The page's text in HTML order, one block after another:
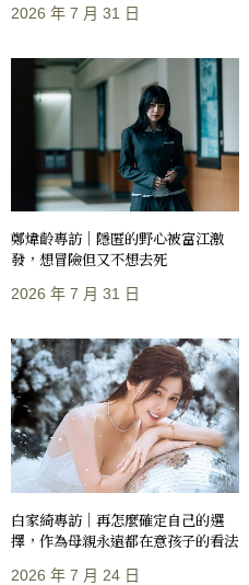
2026 年 7 月 31 日
鄭煒齡專訪｜隱匿的野心被富江激
發，想冒險但又不想去死
2026 年 7 月 31 日
白家綺專訪｜再怎麼確定自己的選
擇，作為母親永遠都在意孩子的看法
2026 年 7 月 24 日